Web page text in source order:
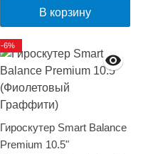
В корзину
Гироскутер Smart Balance
Premium 10.5"
-6%